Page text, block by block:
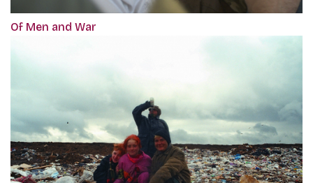
Of Men and War